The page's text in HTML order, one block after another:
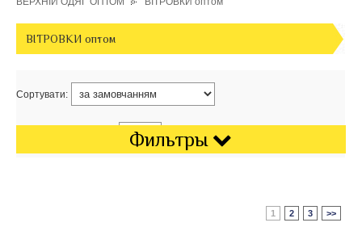
Фильтры
ВІТРОВКИ оптом
Сортувати:
1 2 3 >>